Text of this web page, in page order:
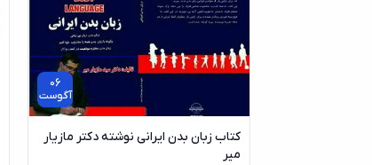
06
آگوست
کتاب زبان بدن ایرانی نوشته دکتر مازیار
میر